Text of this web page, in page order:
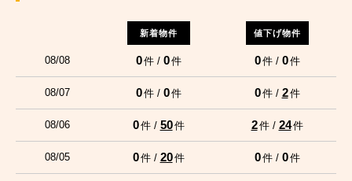
新着物件 値下げ物件
08/08 0件 / 0件 0件 / 0件
08/07 0件 / 0件 0件 / 2件
08/06 0件 / 50件 2件 / 24件
08/05 0件 / 20件 0件 / 0件